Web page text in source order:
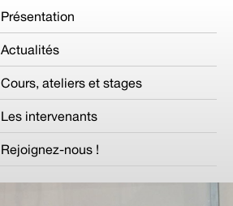
Présentation
Actualités
Cours, ateliers et stages
Les intervenants
Rejoignez-nous !